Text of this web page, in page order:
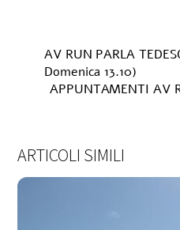
AV RUN PARLA
Domenica 13.10)
APPUNTAMENTI AV
ARTICOLI SIMILI